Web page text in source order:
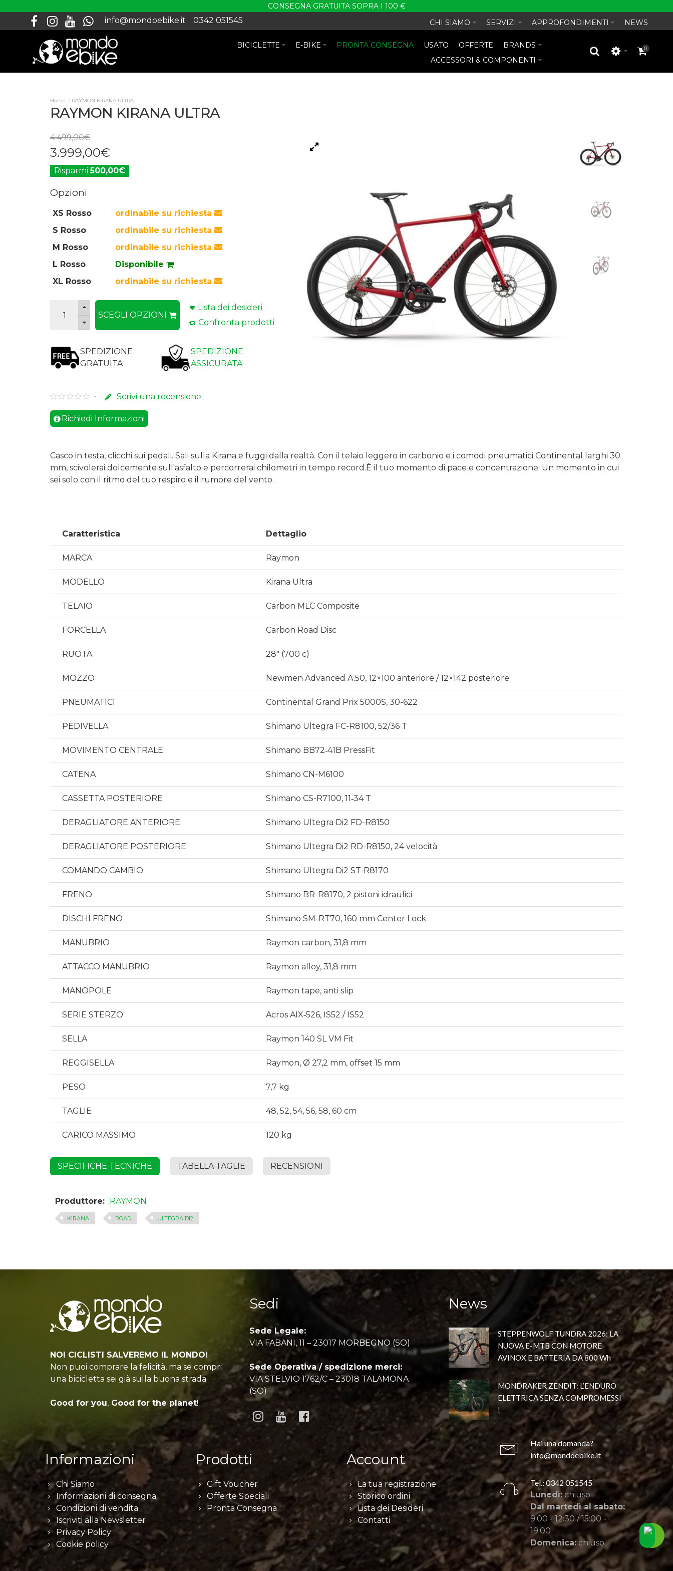
CONSEGNA GRATUITA SOPRA I 100 €
info@mondoebike.it 0342 051545 CHI SIAMO SERVIZI APPROFONDIMENTI NEWS
BICICLETTE E-BIKE PRONTA CONSEGNA USATO OFFERTE
BRANDS
ACCESSORI & COMPONENTI
0
RAYMON KIRANA ULTRA
RAYMON KIRANA ULTRA
4.499,00€
3.999,00€
Risparmi500,00€
Opzioni
XS Rosso
ordinabile su richiesta
S Rosso
ordinabile su richiesta
M Rosso
ordinabile su richiesta
L Rosso
Disponibile
XL Rosso
ordinabile su richiesta
SCEGLI OPZIONI
Lista dei desideri
Confronta prodotti
SPEDIZIONE
GRATUITA
SPEDIZIONE
ASSICURATA
- Scrivi una recensione
Richiedi Informazioni
Casco in testa, clicchi sui pedali. Sali sulla Kirana e fuggi dalla realtà. Con il telaio leggero in carbonio e i comodi pneumatici Continental larghi 30
mm, scivolerai dolcemente sull'asfalto e percorrerai chilometri in tempo record.È il tuo momento di pace e concentrazione. Un momento in cui
sei solo con il ritmo del tuo respiro e il rumore del vento.
Caratteristica Dettaglio
MARCA Raymon
MODELLO Kirana Ultra
TELAIO Carbon MLC Composite
FORCELLA Carbon Road Disc
RUOTA 28″ (700 c)
MOZZO Newmen Advanced A.50, 12×100 anteriore / 12×142 posteriore
PNEUMATICI Continental Grand Prix 5000S, 30-622
PEDIVELLA Shimano Ultegra FC-R8100, 52/36 T
MOVIMENTO CENTRALE Shimano BB72‑41B PressFit
CATENA Shimano CN-M6100
CASSETTA POSTERIORE Shimano CS-R7100, 11‑34 T
DERAGLIATORE ANTERIORE Shimano Ultegra Di2 FD-R8150
DERAGLIATORE POSTERIORE Shimano Ultegra Di2 RD-R8150, 24 velocità
COMANDO CAMBIO Shimano Ultegra Di2 ST-R8170
FRENO Shimano BR-R8170, 2 pistoni idraulici
DISCHI FRENO Shimano SM-RT70, 160 mm Center Lock
MANUBRIO Raymon carbon, 31,8 mm
ATTACCO MANUBRIO Raymon alloy, 31,8 mm
MANOPOLE Raymon tape, anti slip
SERIE STERZO Acros AIX‑526, IS52 / IS52
SELLA Raymon 140 SL VM Fit
REGGISELLA Raymon, Ø 27,2 mm, offset 15 mm
PESO 7,7 kg
TAGLIE 48, 52, 54, 56, 58, 60 cm
CARICO MASSIMO 120 kg
SPECIFICHE TECNICHE TABELLA TAGLIE RECENSIONI
Produttore: RAYMON
KIRANA ROAD ULTEGRA DI2
NOI CICLISTI SALVEREMO IL MONDO!
Non puoi comprare la felicità, ma se compri
una bicicletta sei già sulla buona strada
Good for you, Good for the planet!
Sedi
Sede Legale:
VIA FABANI, 11 – 23017 MORBEGNO (SO)
Sede Operativa / spedizione merci:
VIA STELVIO 1762/C – 23018 TALAMONA
(SO)
News
STEPPENWOLF TUNDRA 2026: LA
NUOVA E-MTB CON MOTORE
AVINOX E BATTERIA DA 800 Wh
MONDRAKER ZENDIT: L’ENDURO
ELETTRICA SENZA COMPROMESSI
!
Informazioni
Chi Siamo
Informazioni di consegna
Condizioni di vendita
Iscriviti alla Newsletter
Privacy Policy
Cookie policy
Prodotti
Gift Voucher
Offerte Speciali
Pronta Consegna
Account
La tua registrazione
Storico ordini
Lista dei Desideri
Contatti
Hai una domanda?
info@mondoebike.it
Tel.: 0342 051545
Lunedì:chiuso
Dal martedì al sabato:
9:00 - 12:30 / 15:00 -
19:00
Domenica:chiuso